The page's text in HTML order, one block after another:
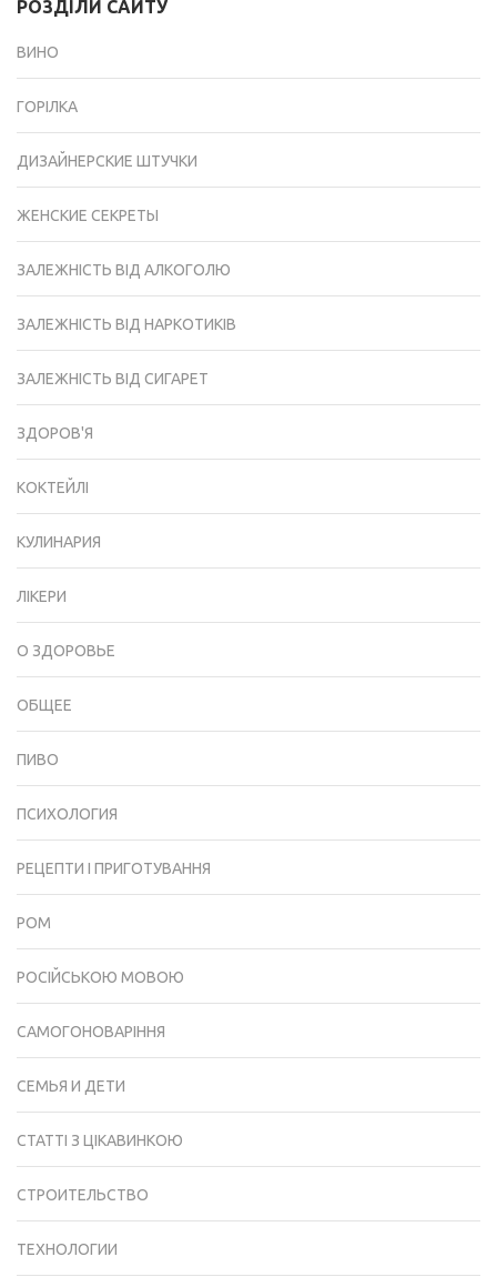
РОЗДІЛИ САЙТУ
ВИНО
ГОРІЛКА
ДИЗАЙНЕРСКИЕ ШТУЧКИ
ЖЕНСКИЕ СЕКРЕТЫ
ЗАЛЕЖНІСТЬ ВІД АЛКОГОЛЮ
ЗАЛЕЖНІСТЬ ВІД НАРКОТИКІВ
ЗАЛЕЖНІСТЬ ВІД СИГАРЕТ
ЗДОРОВ'Я
КОКТЕЙЛІ
КУЛИНАРИЯ
ЛІКЕРИ
О ЗДОРОВЬЕ
ОБЩЕЕ
ПИВО
ПСИХОЛОГИЯ
РЕЦЕПТИ І ПРИГОТУВАННЯ
РОМ
РОСІЙСЬКОЮ МОВОЮ
САМОГОНОВАРІННЯ
СЕМЬЯ И ДЕТИ
СТАТТІ З ЦІКАВИНКОЮ
СТРОИТЕЛЬСТВО
ТЕХНОЛОГИИ